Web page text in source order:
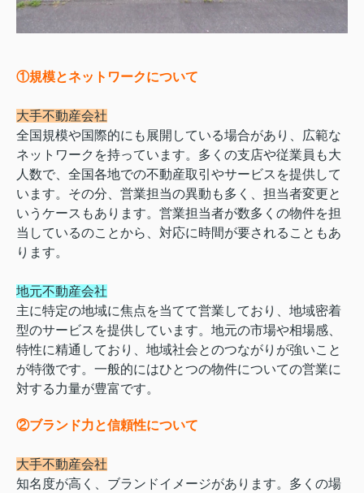
①規模とネットワークについて
大手不動産会社
全国規模や国際的にも展開している場合があり、広範な
ネットワークを持っています。多くの支店や従業員も大
人数で、全国各地での不動産取引やサービスを提供して
います。その分、営業担当の異動も多く、担当者変更と
いうケースもあります。営業担当者が数多くの物件を担
当しているのことから、対応に時間が要されることもあ
ります。
地元不動産会社
主に特定の地域に焦点を当てて営業しており、地域密着
型のサービスを提供しています。地元の市場や相場感、
特性に精通しており、地域社会とのつながりが強いこと
が特徴です。一般的にはひとつの物件についての営業に
対する力量が豊富です。
②ブランド力と信頼性について
大手不動産会社
知名度が高く、ブランドイメージがあります。多くの場